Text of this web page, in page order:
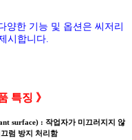
양한 기능 및 옵션은 씨저리
시합니다.
특징 》
surface) : 작업자가 미끄러지지 않
럼 방지 처리함